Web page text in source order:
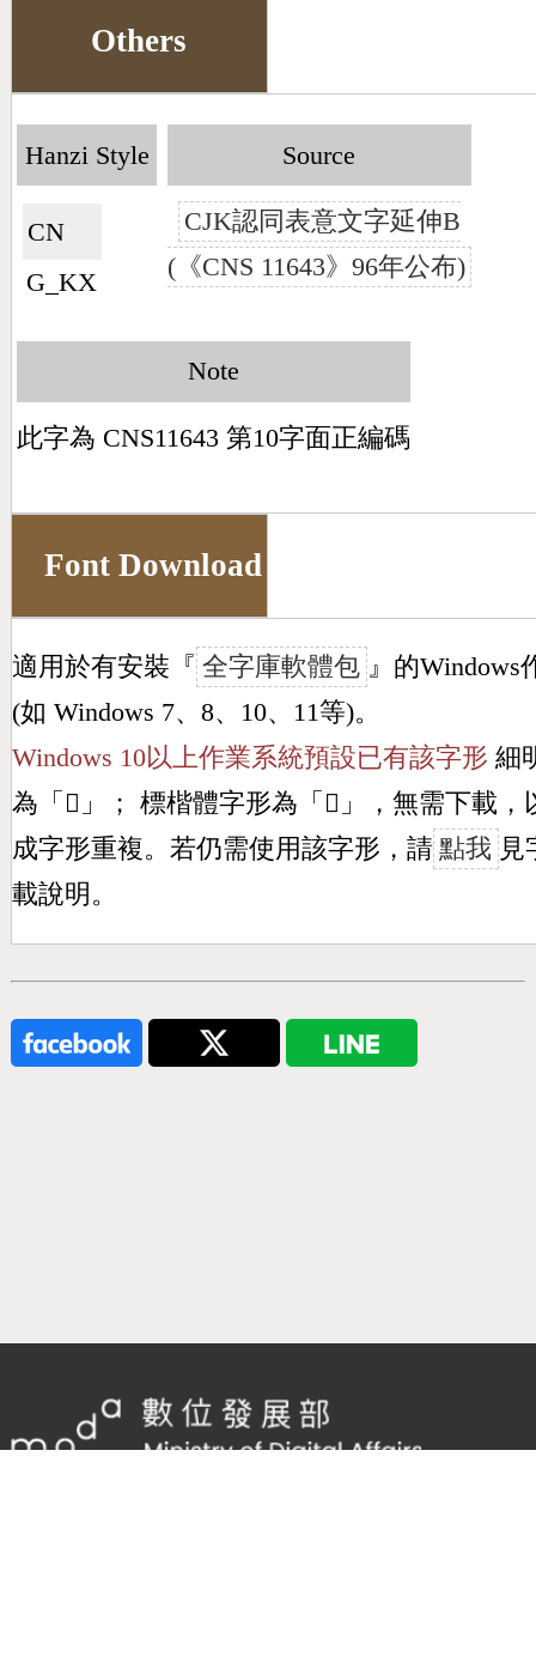
Others
Hanzi Style
CN🇨🇳
G_KX
Source
CJK認同表意文字延伸B
(《CNS 11643》96年公布)
Note
此字為 CNS11643 第10字面正編碼
Font Download
適用於有安裝『 全字庫軟體包 』的Windows
(如 Windows 7、8、10、11等)。
Windows 10以上作業系統預設已有該字形 細
為「 𣫵 」； 標楷體字形為「 𣫵 」，無需下載，
成字形重複。若仍需使用該字形，請 點我 見
載說明。